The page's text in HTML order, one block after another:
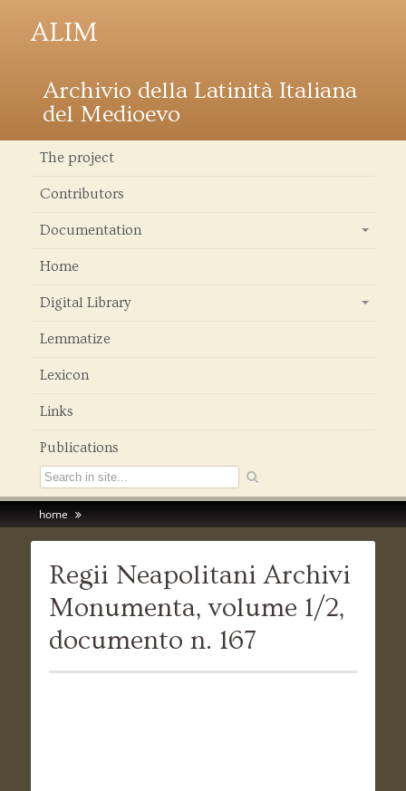
ALIM
Archivio della Latinità Italiana
del Medioevo
The project
Contributors
Documentation
Home
Digital Library
Lemmatize
Lexicon
Links
Publications
home
Regii Neapolitani Archivi
Monumenta, volume 1/2,
documento n. 167